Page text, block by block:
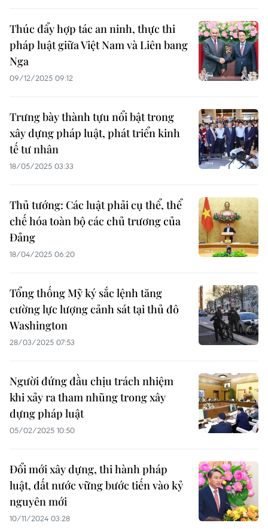
Thúc đẩy hợp tác an ninh, thực thi
pháp luật giữa Việt Nam và Liên bang
Nga
09/12/2025 09:12
Trưng bày thành tựu nổi bật trong
xây dựng pháp luật, phát triển kinh
tế tư nhân
18/05/2025 03:33
Thủ tướng: Các luật phải cụ thể, thể
chế hóa toàn bộ các chủ trương của
Đảng
18/04/2025 06:20
Tổng thống Mỹ ký sắc lệnh tăng
cường lực lượng cảnh sát tại thủ đô
Washington
28/03/2025 07:53
Người đứng đầu chịu trách nhiệm
khi xảy ra tham nhũng trong xây
dựng pháp luật
05/02/2025 10:50
Đổi mới xây dựng, thi hành pháp
luật, đất nước vững bước tiến vào kỷ
nguyên mới
10/11/2024 03:28